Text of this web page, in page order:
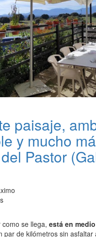
paisaje,
y mucho
Pastor
se llega, está en
par de kilómetros sin asfaltar